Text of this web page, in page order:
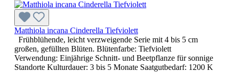
Matthiola incana Cinderella Tiefviolett
Frühblühende, leicht verzweigende Serie mit 4 bis 5 cm
großen, gefüllten Blüten. Blütenfarbe: Tiefviolett
Verwendung: Einjährige Schnitt- und Beetpflanze für sonnige
Standorte Kulturdauer: 3 bis 5 Monate Saatgutbedarf: 1200 K